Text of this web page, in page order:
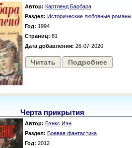
Автор: Картленд Барбара
Раздел: Исторические любовные романы
Год: 1994
Страниц: 81
Дата добавления: 26-07-2020
Читать Подробнее
Черта прикрытия
Автор: Бэнкс Иэн
Раздел: Боевая фантастика
Год: 2012